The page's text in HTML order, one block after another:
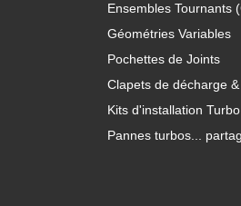
Ensembles Tournants
Géométries Variables
Pochettes de Joints
Clapets de décharge
Kits d'installation Turbo
Pannes turbos...